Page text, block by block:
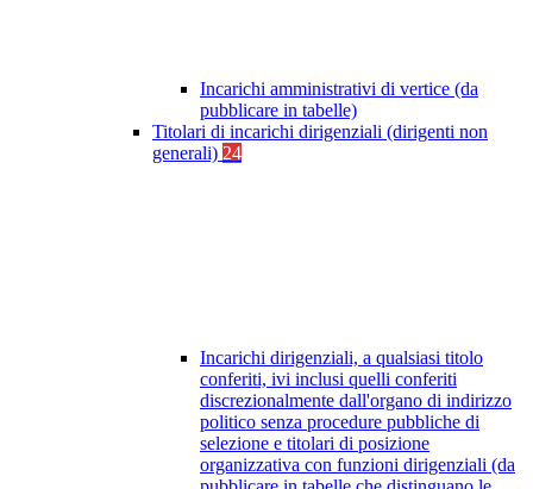
Incarichi amministrativi di vertice (da
pubblicare in tabelle)
Titolari di incarichi dirigenziali (dirigenti non
generali) 24
Incarichi dirigenziali, a qualsiasi titolo
conferiti, ivi inclusi quelli conferiti
discrezionalmente dall'organo di indirizzo
politico senza procedure pubbliche di
selezione e titolari di posizione
organizzativa con funzioni dirigenziali (da